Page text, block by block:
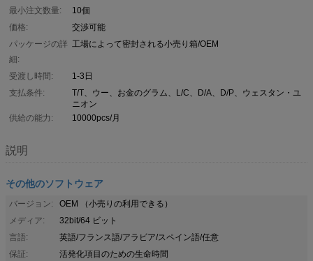
最小注文数量:
10個
価格:
交渉可能
パッケージの詳
細:
工場によって密封される小売り箱/OEM
受渡し時間:
1-3日
支払条件:
T/T、ウー、お金のグラム、L/C、D/A、D/P、ウェスタン・ユ
ニオン
供給の能力:
10000pcs/月
説明
その他のソフトウェア
バージョン:
OEM （小売りの利用できる）
メディア:
32bit/64 ビット
言語:
英語/フランス語/アラビア/スペイン語/任意
保証:
活発化項目のための生命時間